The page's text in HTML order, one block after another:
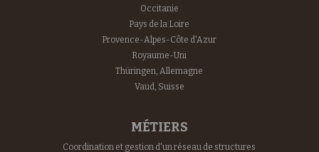
Occitanie
Pays de la Loire
Provence-Alpes-Côte d'Azur
Royaume-Uni
Thüringen, Allemagne
Vaud, Suisse
MÉTIERS
Coordination et gestion d'un réseau de structures